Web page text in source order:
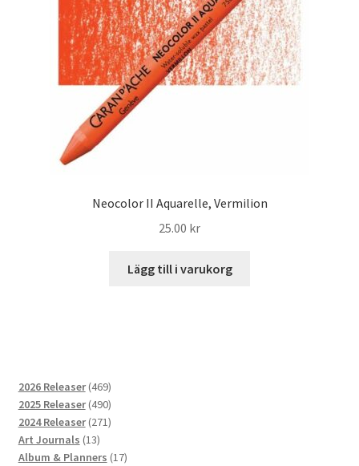
Neocolor II Aquarelle, Vermilion
25.00 kr
Lägg till i varukorg
2026 Releaser 469469
produkter
2025 Releaser 490490
produkter
2024 Releaser 271271
Art Journals 1313
produkter
Album & Planners 1717